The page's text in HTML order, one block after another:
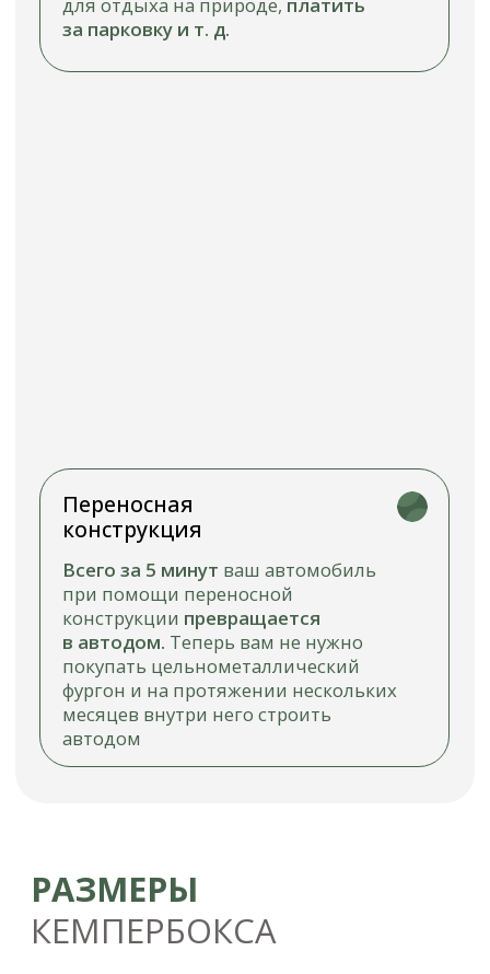
Кровать в сложенном виде
находится в верхней части кухонного
модуля. При необходимости она
раскладывается над сложенными
модуля
Фото и эскизы на странице только для
иллюстрации модуля Фактические
характеристики зависят от типа
автомобиля
ОПИСАНИЕ
МОДУЛЯ КУХНИ: